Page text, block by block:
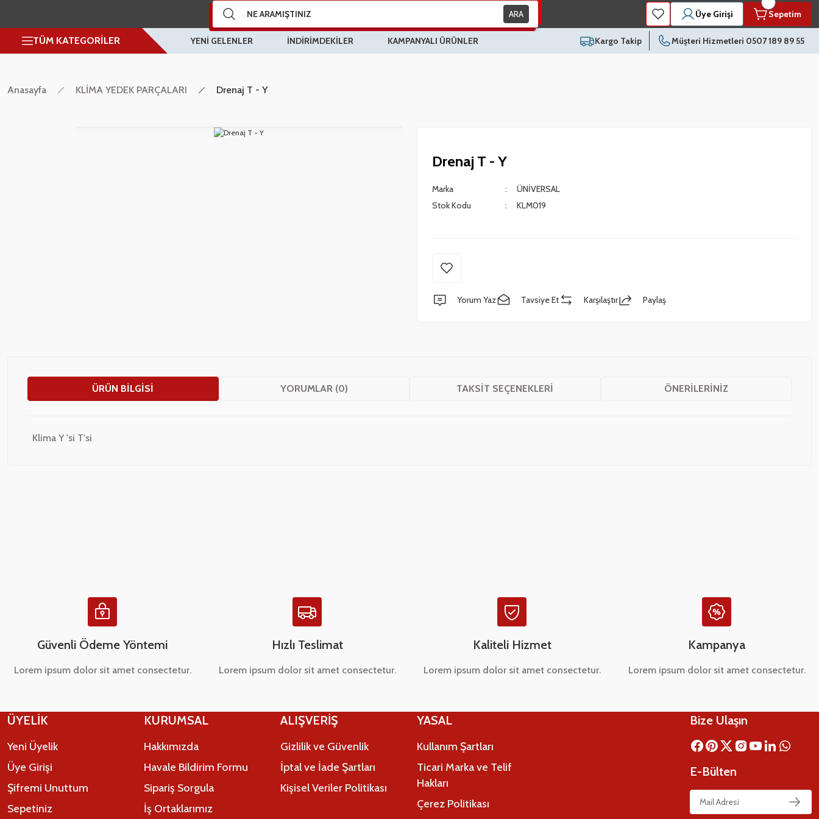
ARA Üye Girişi Sepetim
TÜM KATEGORİLER YENİ GELENLER İNDİRİMDEKİLER KAMPANYALI ÜRÜNLER Kargo Takip Müşteri Hizmetleri 0507 189 89 55
Anasayfa KLİMA YEDEK PARÇALARI Drenaj T - Y
Drenaj T - Y
Marka
ÜNİVERSAL
Stok Kodu
KLM019
Yorum Yaz Tavsiye Et Karşılaştır Paylaş
ÜRÜN BILGISI YORUMLAR (0) TAKSIT SEÇENEKLERI ÖNERILERINIZ
Klima Y 'si T'si
Bu ürüne benzer farklı alternatifler olmalı.
Güvenli Ödeme Yöntemi
Lorem ipsum dolor sit amet consectetur.
Hızlı Teslimat
Lorem ipsum dolor sit amet consectetur.
Kaliteli Hizmet
Lorem ipsum dolor sit amet consectetur.
Kampanya
Lorem ipsum dolor sit amet consectetur.
ÜYELİK
Yeni Üyelik
Üye Girişi
Şifremi Unuttum
Sepetiniz
KURUMSAL
Hakkımızda
Havale Bildirim Formu
Sipariş Sorgula
İş Ortaklarımız
ALIŞVERİŞ
Gizlilik ve Güvenlik
İptal ve İade Şartları
Kişisel Veriler Politikası
YASAL
Kullanım Şartları
Ticari Marka ve Telif
Hakları
Çerez Politikası
Bize Ulaşın
E-Bülten